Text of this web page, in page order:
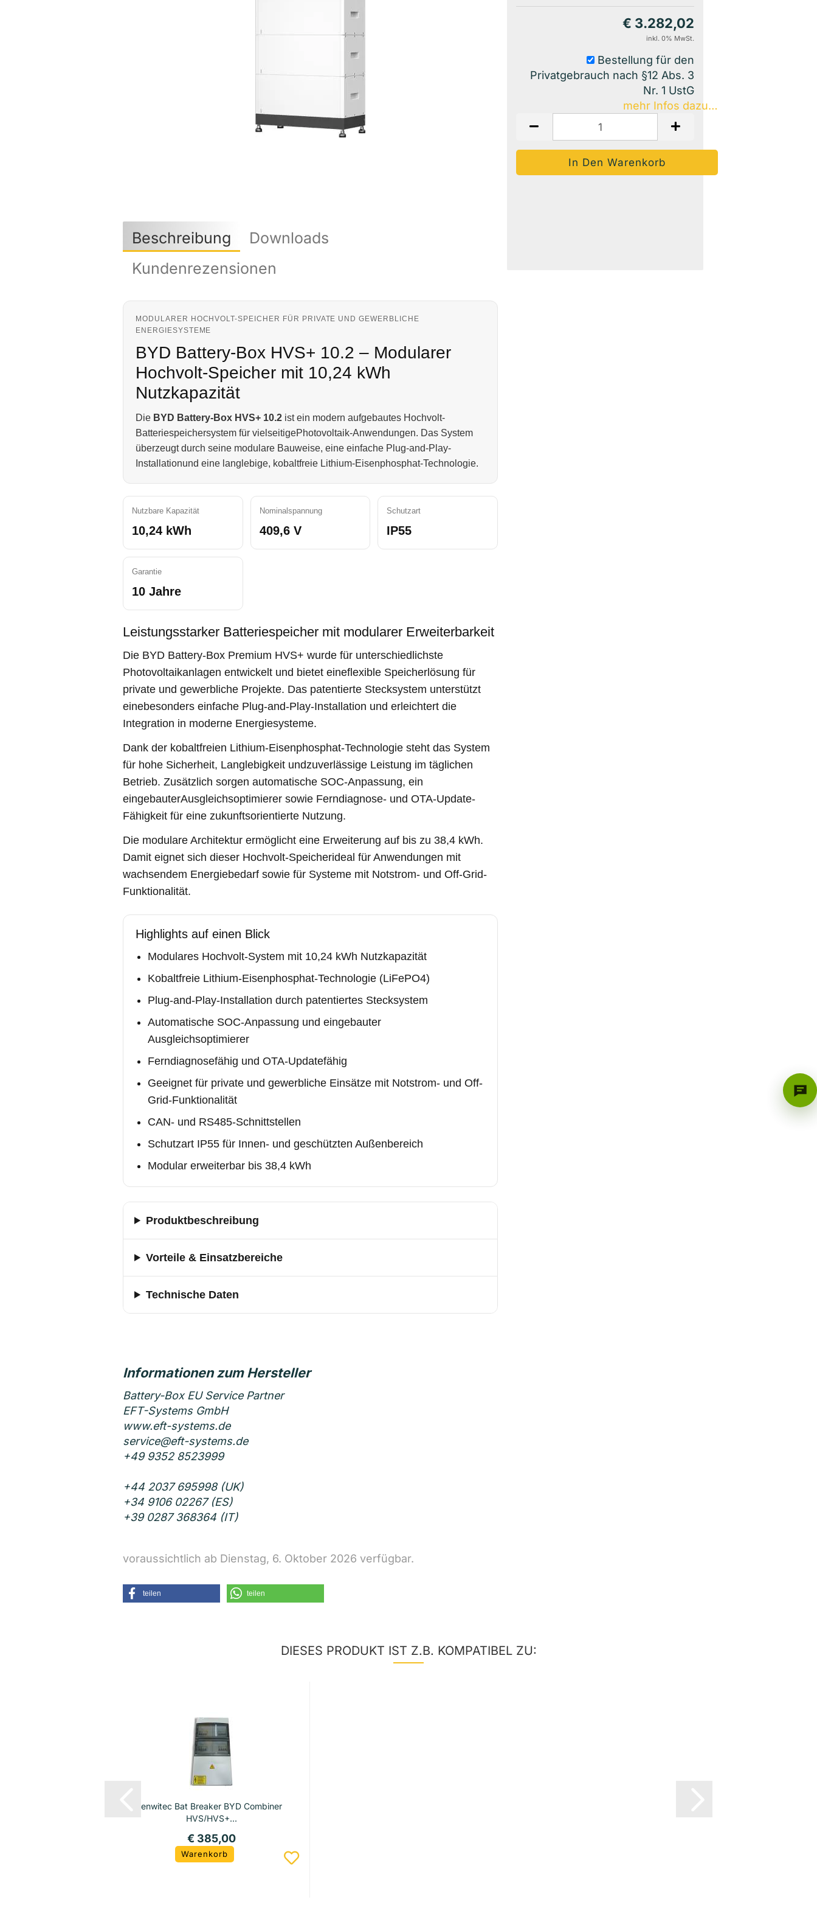
€ 3.282,02
inkl. 0% MwSt.
Bestellung für den
Privatgebrauch nach §12 Abs. 3
Nr. 1 UstG
mehr Infos dazu…
Beschreibung
Downloads
Kundenrezensionen
MODULARER HOCHVOLT-SPEICHER FÜR PRIVATE UND GEWERBLICHE
ENERGIESYSTEME
BYD Battery-Box HVS+ 10.2 – Modularer
Hochvolt-Speicher mit 10,24 kWh
Nutzkapazität
Die BYD Battery-Box HVS+ 10.2 ist ein modern aufgebautes Hochvolt-
Batteriespeichersystem für vielseitigePhotovoltaik-Anwendungen. Das System
überzeugt durch seine modulare Bauweise, eine einfache Plug-and-Play-
Installationund eine langlebige, kobaltfreie Lithium-Eisenphosphat-Technologie.
Nutzbare Kapazität
10,24 kWh
Nominalspannung
409,6 V
Schutzart
IP55
Garantie
10 Jahre
Leistungsstarker Batteriespeicher mit modularer Erweiterbarkeit
Die BYD Battery-Box Premium HVS+ wurde für unterschiedlichste
Photovoltaikanlagen entwickelt und bietet eineflexible Speicherlösung für
private und gewerbliche Projekte. Das patentierte Stecksystem unterstützt
einebesonders einfache Plug-and-Play-Installation und erleichtert die
Integration in moderne Energiesysteme.
Dank der kobaltfreien Lithium-Eisenphosphat-Technologie steht das System
für hohe Sicherheit, Langlebigkeit undzuverlässige Leistung im täglichen
Betrieb. Zusätzlich sorgen automatische SOC-Anpassung, ein
eingebauterAusgleichsoptimierer sowie Ferndiagnose- und OTA-Update-
Fähigkeit für eine zukunftsorientierte Nutzung.
Die modulare Architektur ermöglicht eine Erweiterung auf bis zu 38,4 kWh.
Damit eignet sich dieser Hochvolt-Speicherideal für Anwendungen mit
wachsendem Energiebedarf sowie für Systeme mit Notstrom- und Off-Grid-
Funktionalität.
Highlights auf einen Blick
Modulares Hochvolt-System mit 10,24 kWh Nutzkapazität
Kobaltfreie Lithium-Eisenphosphat-Technologie (LiFePO4)
Plug-and-Play-Installation durch patentiertes Stecksystem
Automatische SOC-Anpassung und eingebauter
Ausgleichsoptimierer
Ferndiagnosefähig und OTA-Updatefähig
Geeignet für private und gewerbliche Einsätze mit Notstrom- und Off-
Grid-Funktionalität
CAN- und RS485-Schnittstellen
Schutzart IP55 für Innen- und geschützten Außenbereich
Modular erweiterbar bis 38,4 kWh
Produktbeschreibung
Vorteile & Einsatzbereiche
Technische Daten
Battery-Box EU Service Partner
EFT-Systems GmbH
www.eft-systems.de
service@eft-systems.de
+49 9352 8523999
+44 2037 695998 (UK)
+34 9106 02267 (ES)
+39 0287 368364 (IT)
voraussichtlich ab Dienstag, 6. Oktober 2026 verfügbar.
teilen teilen
DIESES PRODUKT IST Z.B. KOMPATIBEL ZU:
enwitec Bat Breaker BYD Combiner
HVS/HVS+...
€ 385,00
Warenkorb